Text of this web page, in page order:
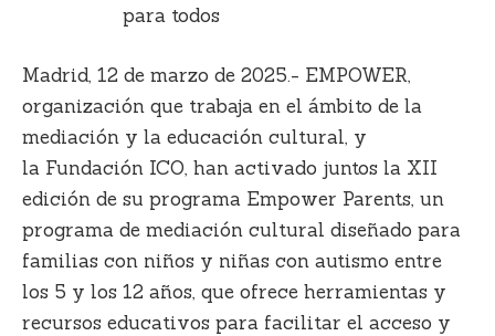
para todos
Madrid, 12 de marzo de 2025.- EMPOWER,
organización que trabaja en el ámbito de la
mediación y la educación cultural, y
la Fundación ICO, han activado juntos la XII
edición de su programa Empower Parents, un
programa de mediación cultural diseñado para
familias con niños y niñas con autismo entre
los 5 y los 12 años, que ofrece herramientas y
recursos educativos para facilitar el acceso y